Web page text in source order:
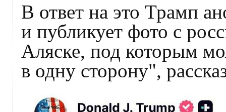
В ответ на это Трамп
и публикует фото с
Аляске, под которым
в одну сторону",